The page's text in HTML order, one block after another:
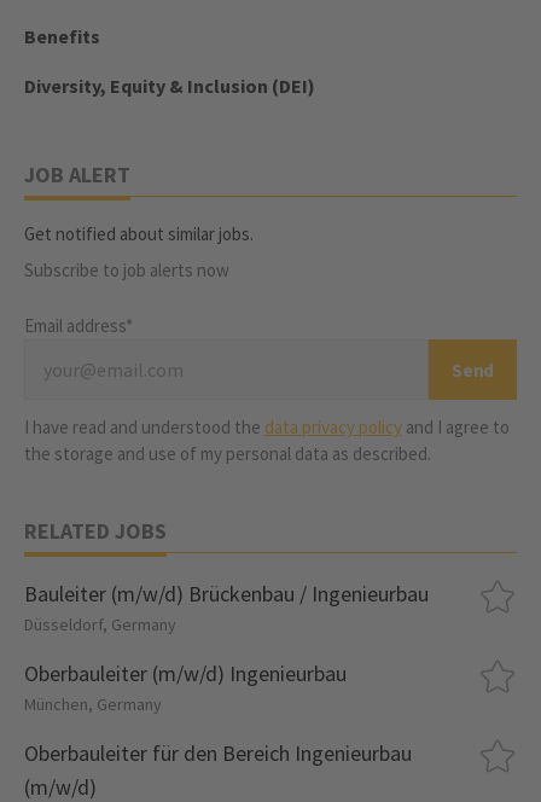
Benefits
Diversity, Equity & Inclusion (DEI)
JOB ALERT
Get notified about similar jobs.
Subscribe to job alerts now
Email address*
I have read and understood the data privacy policy and I agree to
the storage and use of my personal data as described.
RELATED JOBS
Bauleiter (m/w/d) Brückenbau / Ingenieurbau
Düsseldorf, Germany
Oberbauleiter (m/w/d) Ingenieurbau
München, Germany
Oberbauleiter für den Bereich Ingenieurbau
(m/w/d)